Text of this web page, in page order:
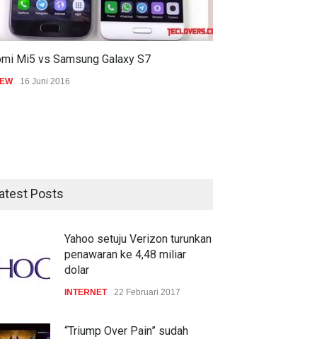
Mi5 vs Samsung Galaxy S7
16 Juni 2016
Posts
Yahoo setuju Verizon turunkan
penawaran ke 4,48 miliar
dolar
INTERNET 22 Februari 2017
“Triump Over Pain” sudah